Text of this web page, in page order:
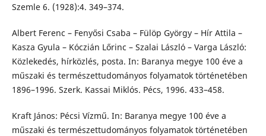
Szemle 6. (1928):4. 349–374.
Albert Ferenc – Fenyősi Csaba – Fülöp György – Hír Attila –
Kasza Gyula – Kóczián Lőrinc – Szalai László – Varga László:
Közlekedés, hírközlés, posta. In: Baranya megye 100 éve a
műszaki és természettudományos folyamatok történetében
1896–1996. Szerk. Kassai Miklós. Pécs, 1996. 433–458.
Kraft János: Pécsi Vízmű. In: Baranya megye 100 éve a
műszaki és természettudományos folyamatok történetében